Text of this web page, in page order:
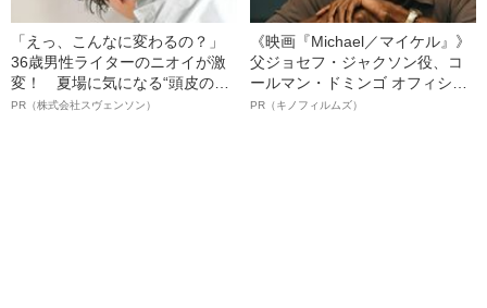
「えっ、こんなに変わるの？」
36歳男性ライターのニオイが激
変！ 夏場に気になる“頭皮のニ
オイ”や“ベタつき”を解消す
PR（株式会社スヴェンソン）
《映画『Michael／マイケル』》
父ジョセフ・ジャクソン役、コ
ールマン・ドミンゴ オフィシャ
ルインタビュー“観客を魅了した
PR（キノフィルムズ）